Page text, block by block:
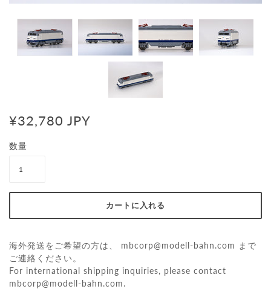
¥32,780 JPY
数量
海外発送をご希望の方は、 mbcorp@modell-bahn.com
まで
ご連絡ください。
For international shipping inquiries, please contact
mbcorp@modell-bahn.com.